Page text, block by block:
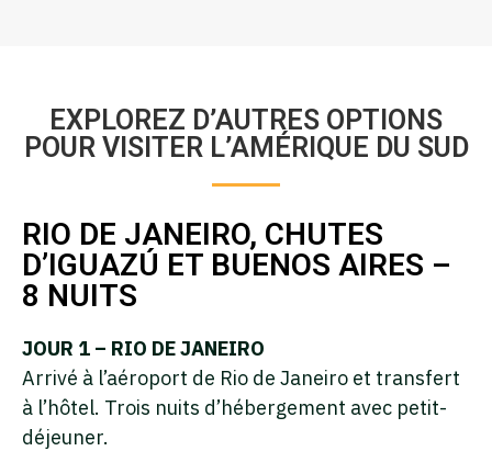
EXPLOREZ D’AUTRES OPTIONS
POUR VISITER L’AMÉRIQUE DU SUD
RIO DE JANEIRO, CHUTES
D’IGUAZÚ ET BUENOS AIRES –
8 NUITS
JOUR 1 – RIO DE JANEIRO
Arrivé à l’aéroport de Rio de Janeiro et transfert
à l’hôtel. Trois nuits d’hébergement avec petit-
déjeuner.